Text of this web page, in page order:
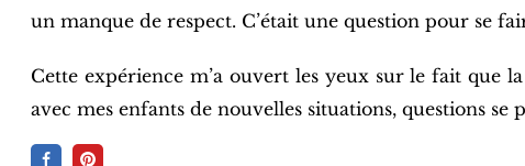
un manque de respect. C’était une question pour se
Cette expérience m’a ouvert les yeux sur le fait que
avec mes enfants de nouvelles situations, questions